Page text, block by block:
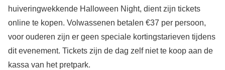
huiveringwekkende Halloween Night, dient zijn tickets
online te kopen. Volwassenen betalen €37 per persoon,
voor ouderen zijn er geen speciale kortingstarieven tijdens
dit evenement. Tickets zijn de dag zelf niet te koop aan de
kassa van het pretpark.